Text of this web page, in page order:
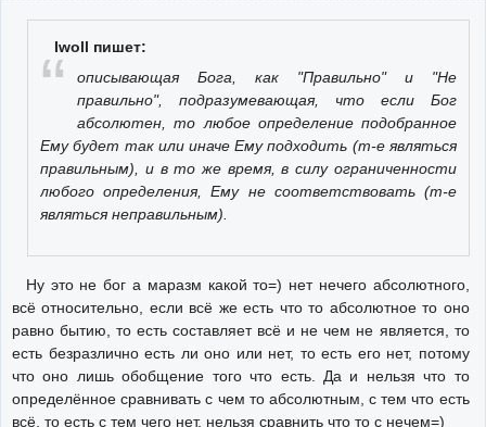
Iwoll пишет:
описывающая Бога, как "Правильно" и "Не
правильно", подразумевающая, что если Бог
абсолютен, то любое определение подобранное
Ему будет так или иначе Ему подходить (т-е являться
правильным), и в то же время, в силу ограниченности
любого определения, Ему не соответствовать (т-е
являться неправильным).
Ну это не бог а маразм какой то=) нет нечего абсолютного,
всё относительно, если всё же есть что то абсолютное то оно
равно бытию, то есть составляет всё и не чем не является, то
есть безразлично есть ли оно или нет, то есть его нет, потому
что оно лишь обобщение того что есть. Да и нельзя что то
определённое сравнивать с чем то абсолютным, с тем что есть
всё, то есть с тем чего нет. нельзя сравнить что то с нечем=)